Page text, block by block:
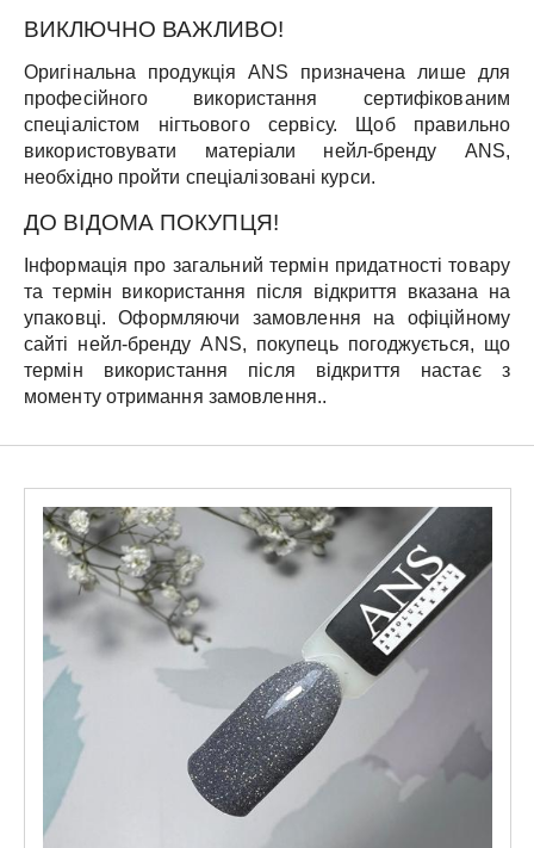
ВИКЛЮЧНО ВАЖЛИВО!
Оригінальна продукція ANS призначена лише для
професійного використання сертифікованим
спеціалістом нігтьового сервісу. Щоб правильно
використовувати матеріали нейл-бренду ANS,
необхідно пройти спеціалізовані курси.
ДО ВІДОМА ПОКУПЦЯ!
Інформація про загальний термін придатності товару
та термін використання після відкриття вказана на
упаковці. Оформляючи замовлення на офіційному
сайті нейл-бренду ANS, покупець погоджується, що
термін використання після відкриття настає з
моменту отримання замовлення..